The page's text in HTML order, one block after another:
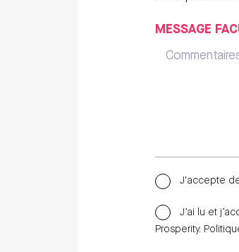
MESSAGE
J'accepte
J’ai lu et
Prosperity.